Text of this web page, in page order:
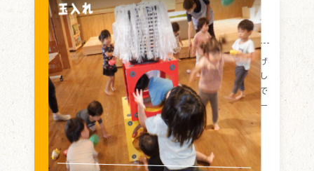
玉入れ
玉入れ
ホールで玉入れをして遊びました。近くから投げ
たり、遠くから投げていたり、入ると嬉しそうにし
ていました。たんぽぽ組とひまわり組で手を繋いで
ゆらゆら手を動かしたり、お腹をくっつけてぎゅー
をしたりして踊りも楽しみました。